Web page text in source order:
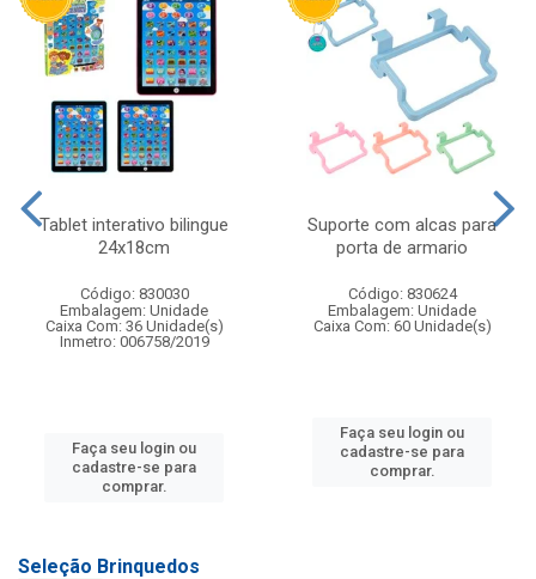
Tablet interativo bilingue
24x18cm
Código: 830030
Embalagem: Unidade
Caixa Com: 36 Unidade(s)
Inmetro: 006758/2019
Faça seu login ou
cadastre-se para
comprar.
Suporte com alcas para
porta de armario
Código: 830624
Embalagem: Unidade
Caixa Com: 60 Unidade(s)
Faça seu login ou
cadastre-se para
comprar.
Seleção Brinquedos